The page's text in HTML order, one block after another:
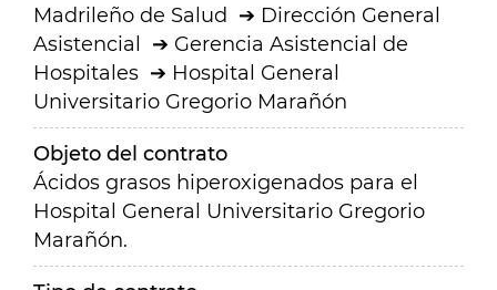
Madrileño de Salud
Dirección General
Asistencial
Gerencia Asistencial de
Hospitales
Hospital General
Universitario Gregorio Marañón
Objeto del contrato
Ácidos grasos hiperoxigenados para el
Hospital General Universitario Gregorio
Marañón.